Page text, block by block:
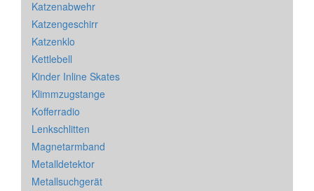
Katzenabwehr
Katzengeschirr
Katzenklo
Kettlebell
Kinder Inline Skates
Klimmzugstange
Kofferradio
Lenkschlitten
Magnetarmband
Metalldetektor
Metallsuchgerät